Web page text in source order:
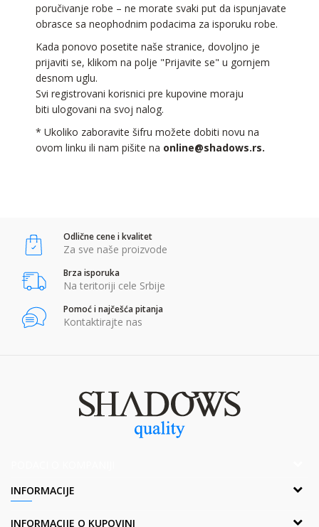
poručivanje robe – ne morate svaki put da ispunjavate
obrasce sa neophodnim podacima za isporuku robe.
Kada ponovo posetite naše stranice, dovoljno je
prijaviti se, klikom na polje "Prijavite se" u gornjem
desnom uglu.
Svi registrovani korisnici pre kupovine moraju
biti ulogovani na svoj nalog.
* Ukoliko zaboravite šifru možete dobiti novu na
ovom linku ili nam pišite na online@shadows.rs.
Odlične cene i kvalitet
Za sve naše proizvode
Brza isporuka
Na teritoriji cele Srbije
Pomoć i najčešća pitanja
Kontaktirajte nas
Adresa:
Popova bara Nova 2,Br. 1
Borča, 11211 Beograd, Srbija
INFORMACIJE
O nama
INFORMACIJE O KUPOVINI